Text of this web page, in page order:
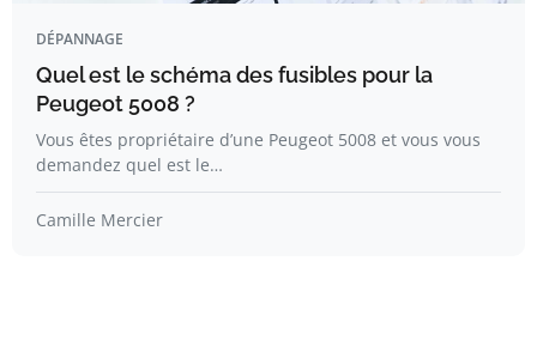
DÉPANNAGE
Quel est le schéma des fusibles pour la
Peugeot 5008 ?
Vous êtes propriétaire d’une Peugeot 5008 et vous vous
demandez quel est le…
Camille Mercier